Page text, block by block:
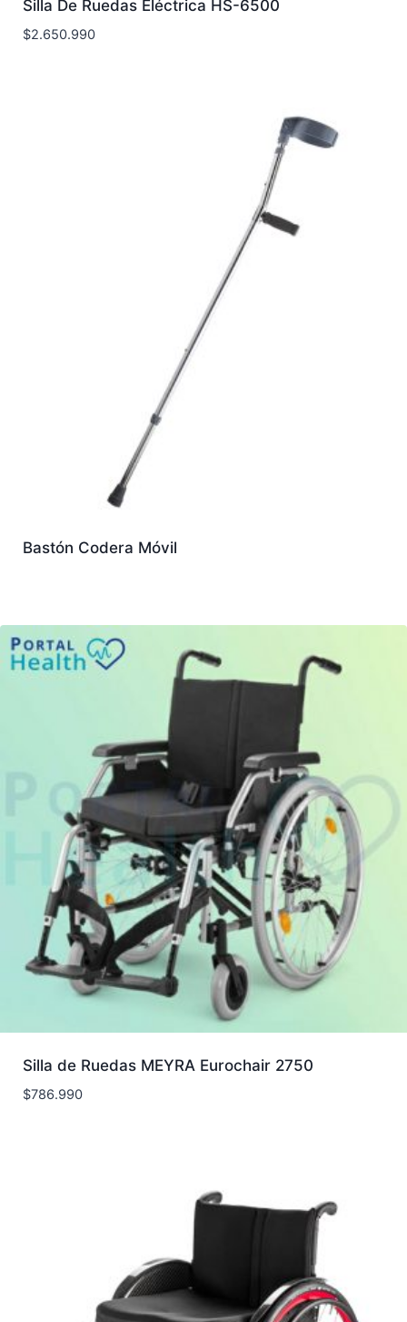
Silla De Ruedas Eléctrica HS-6500
$2.650.990
Bastón Codera Móvil
Silla de Ruedas MEYRA Eurochair 2750
$786.990